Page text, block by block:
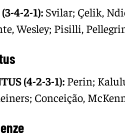
4-2-1): Svilar; Çelik,
Wesley; Pisilli,
(4-2-3-1): Perin;
Conceição,